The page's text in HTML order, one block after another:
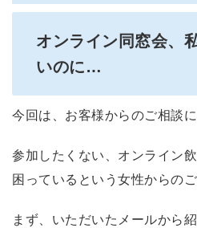
オンライン同窓会、
いのに…
今回は、お客様からのご相談
参加したくない、オンライン
困っているという女性からのご
まず、いただいたメールから紹